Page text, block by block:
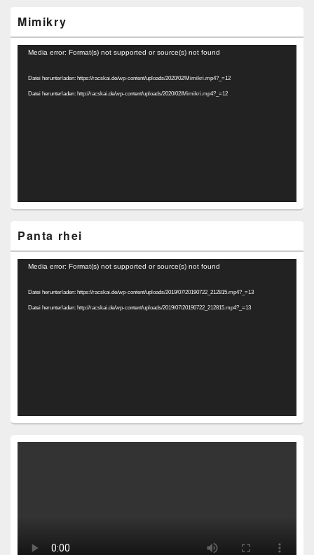
Mimikry
Video-
Media error: Format(s) not supported or source(s) not found
Datei herunterladen: https://racskai.de/wp-content/uploads/2020/02/Mimikri.mp4?_=12
Datei herunterladen: http://racskai.de/wp-content/uploads/2020/02/Mimikri.mp4?_=12
Panta rhei
Video-
Media error: Format(s) not supported or source(s) not found
Datei herunterladen: https://racskai.de/wp-content/uploads/2019/07/20190722_212815.mp4?_=13
Datei herunterladen: http://racskai.de/wp-content/uploads/2019/07/20190722_212815.mp4?_=13